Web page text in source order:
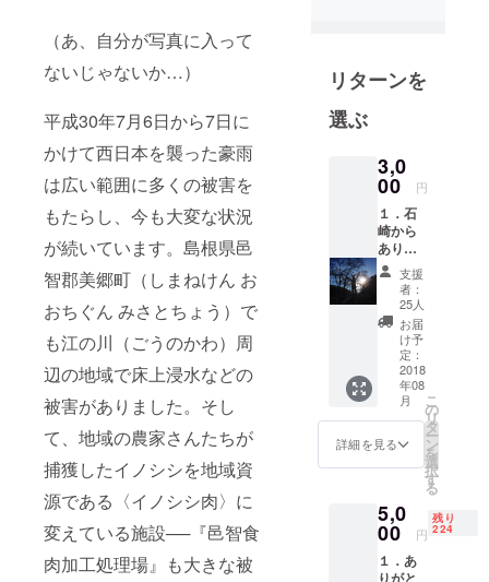
（あ、自分が写真に入って
ないじゃないか…）
平成30年7月6日から7日に
かけて西日本を襲った豪雨
は広い範囲に多くの被害を
もたらし、今も大変な状況
が続いています。島根県邑
智郡美郷町（しまねけん お
おちぐん みさとちょう）で
も江の川（ごうのかわ）周
辺の地域で床上浸水などの
被害がありました。そし
て、地域の農家さんたちが
捕獲したイノシシを地域資
源である〈イノシシ肉〉に
変えている施設──『邑智食
肉加工処理場』も大きな被
された野生
鳥獣のお肉
です。
牛や豚のよ
うに人間が
食べるため
に育てた動
物ではな
く、自然の
中で生きて
いる野生動
物のお肉で
す。
ときには森
の木や畑を
荒らし、迷
しまう野生
鳥獣です
が、私たち
リターンを
選ぶ
3,0
00 円
１．石
崎から
ありが
とう
メール
支援
者：
25人
お届
け予
定：
2018
年08
月
詳細を見る
こ
の
リ
タ
ー
ン
を
選
択
す
る
5,0
00 円
残り
224
１．あ
りがと